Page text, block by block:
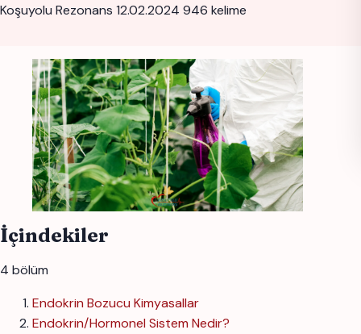
Koşuyolu Rezonans 12.02.2024 946 kelime
İçindekiler
4 bölüm
Endokrin Bozucu Kimyasallar
Endokrin/Hormonel Sistem Nedir?